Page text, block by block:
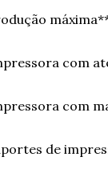
com
com
de